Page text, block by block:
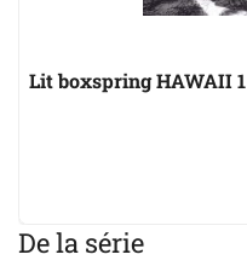
Lit boxspring HAWAII 1
De la série